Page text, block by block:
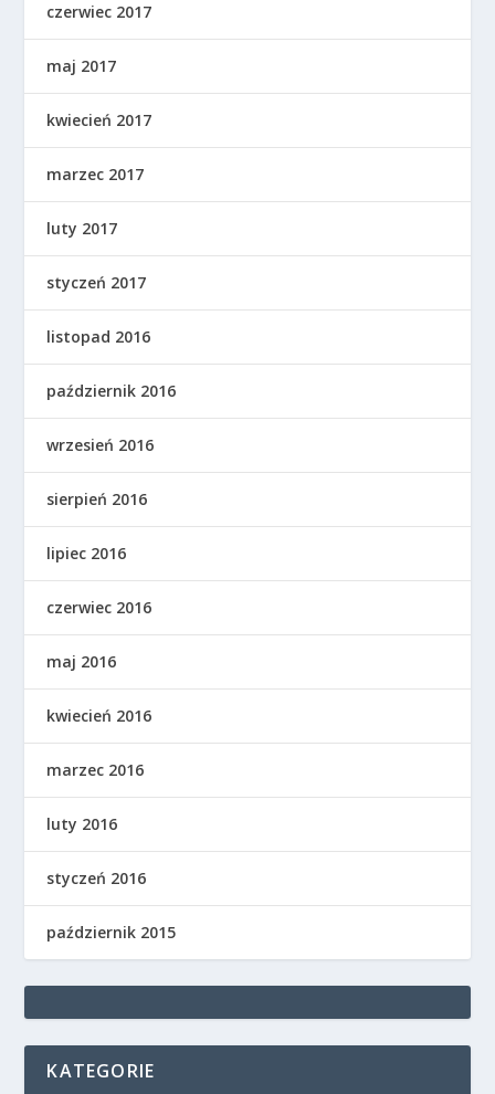
czerwiec 2017
maj 2017
kwiecień 2017
marzec 2017
luty 2017
styczeń 2017
listopad 2016
październik 2016
wrzesień 2016
sierpień 2016
lipiec 2016
czerwiec 2016
maj 2016
kwiecień 2016
marzec 2016
luty 2016
styczeń 2016
październik 2015
KATEGORIE